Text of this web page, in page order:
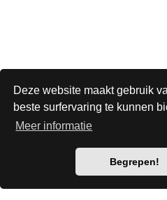
Deze website maakt gebruik
beste surfervaring te kunnen
Meer informatie
Begrepen!